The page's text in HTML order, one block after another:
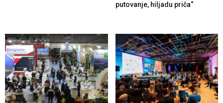
putovanje, hiljadu priča“